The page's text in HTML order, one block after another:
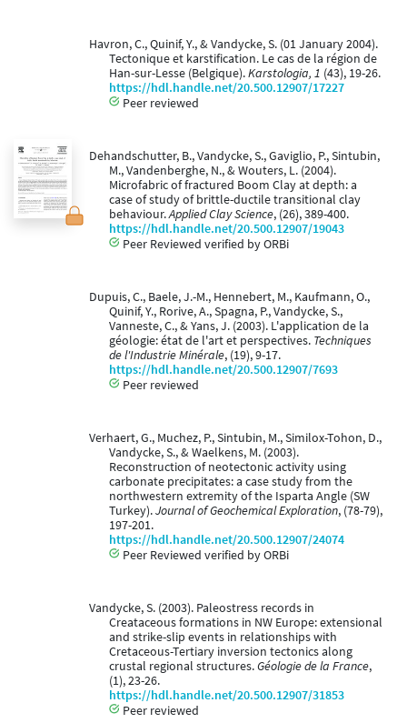
Havron, C., Quinif, Y., & Vandycke, S. (01 January 2004).
Tectonique et karstification. Le cas de la région de
Han-sur-Lesse (Belgique).Karstologia, 1 (43), 19-26.
https://hdl.handle.net/20.500.12907/17227
Peer reviewed
Dehandschutter, B., Vandycke, S., Gaviglio, P., Sintubin,
M., Vandenberghe, N., & Wouters, L. (2004).
Microfabric of fractured Boom Clay at depth: a
case of study of brittle-ductile transitional clay
behaviour.Applied Clay Science, (26), 389-400.
https://hdl.handle.net/20.500.12907/19043
Peer Reviewed verified by ORBi
Dupuis, C., Baele, J.-M., Hennebert, M., Kaufmann, O.,
Quinif, Y., Rorive, A., Spagna, P., Vandycke, S.,
Vanneste, C., & Yans, J. (2003). L'application de la
géologie: état de l'art et perspectives. Techniques
de l'Industrie Minérale, (19), 9-17.
https://hdl.handle.net/20.500.12907/7693
Peer reviewed
Verhaert, G., Muchez, P., Sintubin, M., Similox-Tohon, D.,
Vandycke, S., & Waelkens, M. (2003).
Reconstruction of neotectonic activity using
carbonate precipitates: a case study from the
northwestern extremity of the Isparta Angle (SW
Turkey).Journal of Geochemical Exploration, (78-79),
197-201.
https://hdl.handle.net/20.500.12907/24074
Peer Reviewed verified by ORBi
Vandycke, S. (2003). Paleostress records in
Creataceous formations in NW Europe: extensional
and strike-slip events in relationships with
Cretaceous-Tertiary inversion tectonics along
crustal regional structures.Géologie de la France,
(1), 23-26.
https://hdl.handle.net/20.500.12907/31853
Peer reviewed